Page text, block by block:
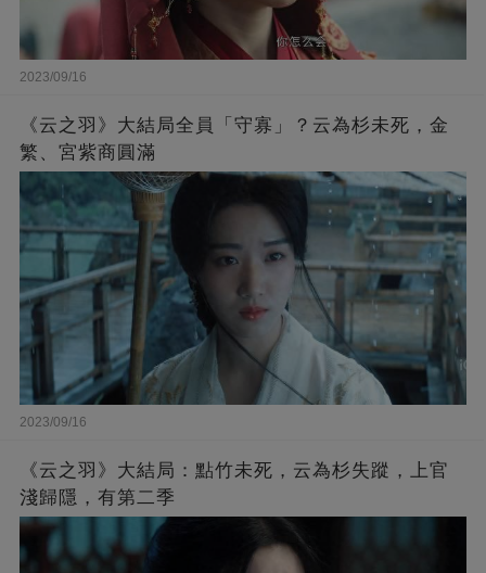
2023/09/16
《云之羽》大結局全員「守寡」？云為杉未死，金
繁、宮紫商圓滿
2023/09/16
《云之羽》大結局：點竹未死，云為杉失蹤，上官
淺歸隱，有第二季